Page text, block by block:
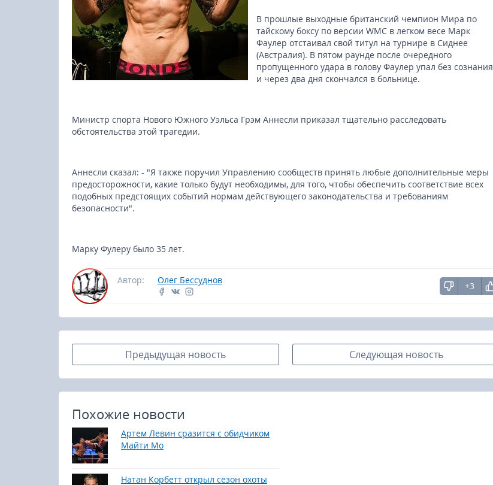
В прошлые выходные британский чемпион Мира по
тайскому боксу по версии WMC в легком весе Марк
Фаулер отстаивал свой титул на турнире в Сиднее
(Австралия). В пятом раунде после очередного
пропущенного удара в голову Фаулер упал без сознания
и через два дня скончался в больнице.
Министр спорта Нового Южного Уэльса Грэм Аннесли приказал тщательно расследовать
обстоятельства этой трагедии.
Аннесли сказал: - "Я также поручил Управлению сообществ принять любые дополнительные меры
предосторожности, какие только будут необходимы, для того, чтобы обеспечить соответствие всех
подобных предстоящих событий нормам действующего законодательства и требованиям
безопасности".
Марку Фулеру было 35 лет.
Автор: Олег Бессуднов
+3
Предыдущая новость Следующая новость
Похожие новости
Артем Левин сразится с обидчиком
Майти Мо
Натан Корбетт открыл сезон охоты
23-25.10.2026
Spanish Autumn Camp 2026
16.08.2026